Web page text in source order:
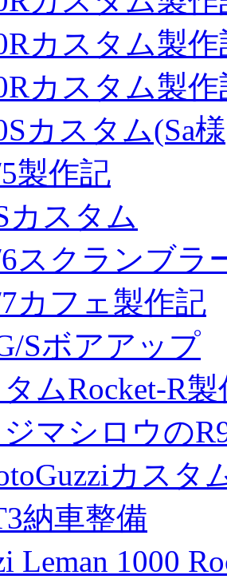
カスタム製作
カスタム製
カスタム(Sa
製作記
カスタム
スクランブラ
カフェ製作記
Sボアアップ
ムRocket-R
マシロウの
カスタ
納車整備
Leman 1000